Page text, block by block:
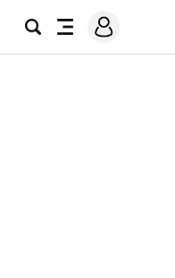
검
전
메
그